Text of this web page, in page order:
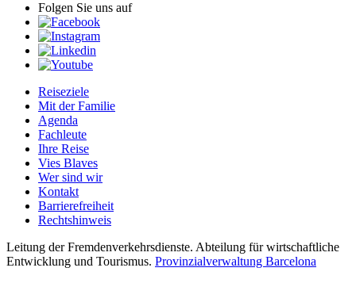
Folgen Sie uns auf
Reiseziele
Mit der Familie
Agenda
Fachleute
Ihre Reise
Vies Blaves
Wer sind wir
Kontakt
Barrierefreiheit
Rechtshinweis
Leitung der Fremdenverkehrsdienste. Abteilung für wirtschaftliche
Entwicklung und Tourismus. Provinzialverwaltung Barcelona